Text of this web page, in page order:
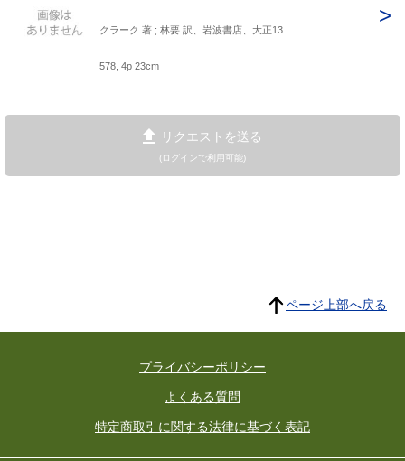
クラーク 著 ; 林要 訳、岩波書店、大正13
578, 4p 23cm
リクエストを送る
(ログインで利用可能)
ページ上部へ戻る
プライバシーポリシー
よくある質問
特定商取引に関する法律に基づく表記